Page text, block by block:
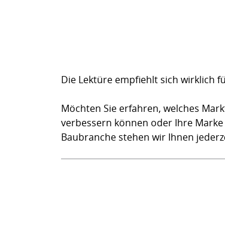
Die Lektüre empfiehlt sich wirklich
Möchten Sie erfahren, welches
verbessern können oder Ihre
Baubranche stehen wir Ihnen